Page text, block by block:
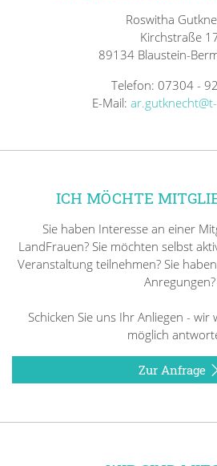
Roswitha
Kirchstraße
89134 Blaustein-
Telefon: 07304 -
E-Mail:
ICH MÖCHTE
Sie haben Interesse an einer
LandFrauen? Sie möchten selbst
Veranstaltung teilnehmen? Sie
Anregungen?
Schicken Sie uns Ihr Anliegen -
möglich
Zur Anfrage